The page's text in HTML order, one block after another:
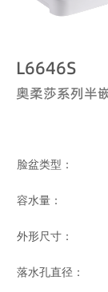
L6646S
奥柔莎系列半
脸盆类型：
容水量：
外形尺寸：
落水孔直径：